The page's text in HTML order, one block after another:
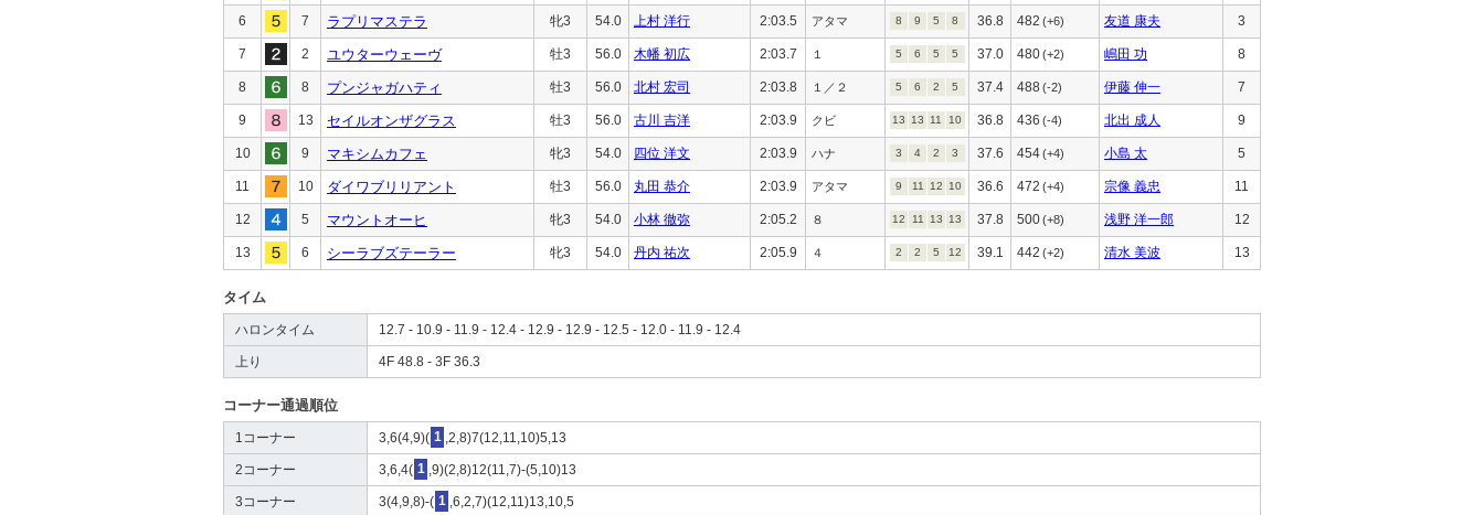
6 7 ラプリマステラ 牝3 54.0 上村 洋行 2:03.5 アタマ 8 9 5 8 36.8 482 (+6) 友道 康夫 3
7 2 ユウターウェーヴ 牡3 56.0 木幡 初広 2:03.7 １ 5 6 5 5 37.0 480(+2) 嶋田 功 8
8 8 プンジャガハティ 牡3 56.0 北村 宏司 2:03.8 １／２ 5 6 2 5 37.4 488 (-2) 伊藤 伸一 7
9 13 セイルオンザグラス 牡3 56.0 古川 吉洋 2:03.9 クビ 13 13 11 10 36.8 436 (-4) 北出 成人 9
10 9 マキシムカフェ 牝3 54.0 四位 洋文 2:03.9 ハナ 3 4 2 3 37.6 454(+4) 小島 太 5
11 10 ダイワブリリアント 牡3 56.0 丸田 恭介 2:03.9 アタマ 9 11 12 10 36.6 472 (+4) 宗像 義忠 11
12 5 マウントオーヒ 牝3 54.0 小林 徹弥 2:05.2 ８ 12 11 13 13 37.8 500(+8) 浅野 洋一郎 12
13 6 シーラブズテーラー 牝3 54.0 丹内 祐次 2:05.9 ４ 2 2 5 12 39.1 442 (+2) 清水 美波 13
タイム
ハロンタイム 12.7 - 10.9 - 11.9 - 12.4 - 12.9 - 12.9 - 12.5 - 12.0 - 11.9 - 12.4
上り 4F 48.8 - 3F 36.3
コーナー通過順位
1コーナー 3,6(4,9)( 1 ,2,8)7(12,11,10)5,13
2コーナー 3,6,4( 1 ,9)(2,8)12(11,7)-(5,10)13
3コーナー 3(4,9,8)-( 1 ,6,2,7)(12,11)13,10,5